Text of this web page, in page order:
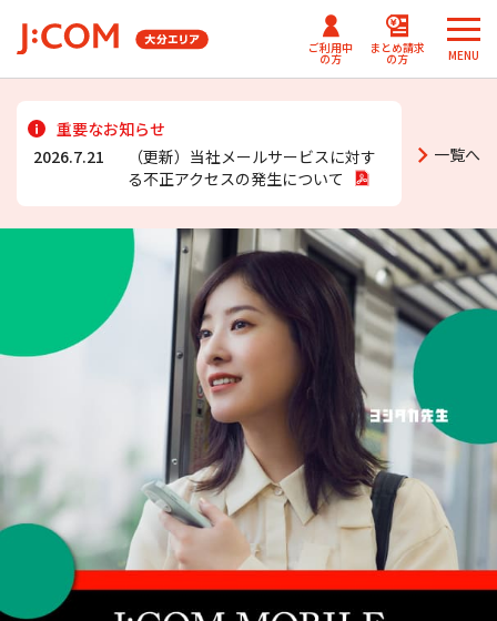
ご利用中
の方
ュ
閉
じ
る
テレビ番組情報/プレゼン
ト・優待
Fun！J:COM
J:COM
パーソナルID
ご契約内容確認・変更 マイページ
Netflix利⽤開始について
（J:COM TV フレックス）
まとめ請求
の方
ュ
閉
じ
る
J:COMまとめ請求
for NETFLIX
まとめ請求
（DAZN）
J:COMまとめ請求 for Disney+
MENU
重要なお知らせ
2026.7.21
（更新）当社メールサービスに対す
る不正アクセスの発生について
一覧へ